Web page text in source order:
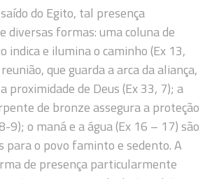
do Egito, tal presença
diversas formas: uma coluna de
indica e ilumina o caminho (Ex 13,
que guarda a arca da aliança,
proximidade de Deus (Ex 33, 7); a
de bronze assegura a proteção
9); o maná e a água (Ex 16 – 17) são
para o povo faminto e sedento. A
de presença particularmente